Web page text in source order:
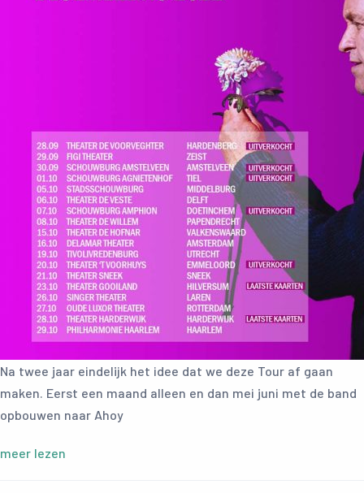
Na twee jaar eindelijk het idee dat we deze Tour af gaan
maken. Eerst een maand alleen en dan mei juni met de band
opbouwen naar Ahoy
meer lezen